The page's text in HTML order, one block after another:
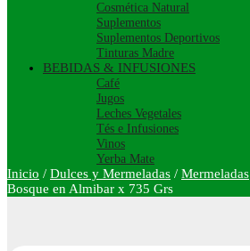
Cosmética Natural
Suplementos
Suplementos Deportivos
Tinturas Madre
BEBIDAS & INFUSIONES
Café
Jugos
Leches Vegetales
Tés e Infusiones
Vinos
Yerba Mate
Inicio / Dulces y Mermeladas / Mermeladas
Bosque en Almibar x 735 Grs